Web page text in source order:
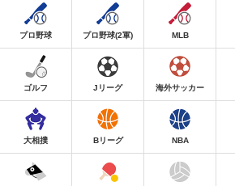
プロ野球 プロ野球(2軍) MLB
ゴルフ Jリーグ 海外サッカー
大相撲 Bリーグ NBA